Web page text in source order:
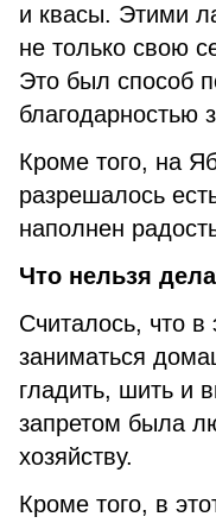
и квасы. Этими
не только свою
Это был способ
благодарностью
Кроме того, на
разрешалось
наполнен
Что нельзя
Считалось, что в
заниматься
гладить, шить и
запретом была
хозяйству.
Кроме того, в